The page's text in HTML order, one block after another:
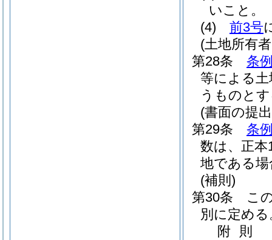
いこと。
(4)
前3号
(土地所有
第28条
条
等による
うものと
(書面の提
第29条
条
数は、正
地である
(補則)
第30条
こ
別に定める
附 則